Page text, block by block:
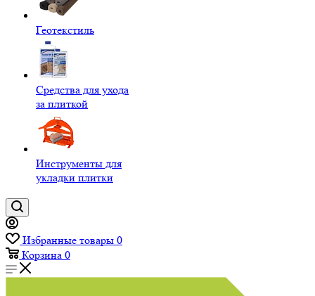
Геотекстиль
Средства для ухода
за плиткой
Инструменты для
укладки плитки
Избранные товары 0
Корзина 0